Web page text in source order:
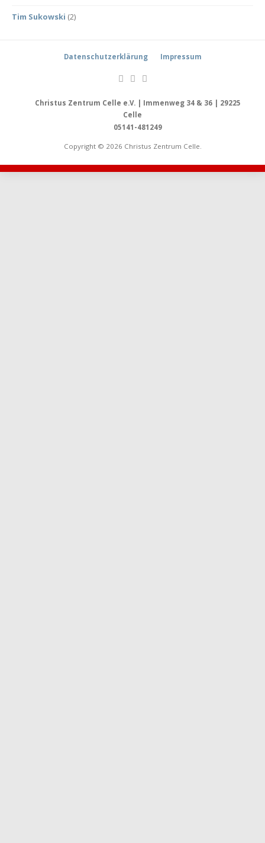
Tim Sukowski (2)
Datenschutzerklärung Impressum
Christus Zentrum Celle e.V. | Immenweg 34 & 36 | 29225
Celle
05141-481249
Copyright © 2026 Christus Zentrum Celle.